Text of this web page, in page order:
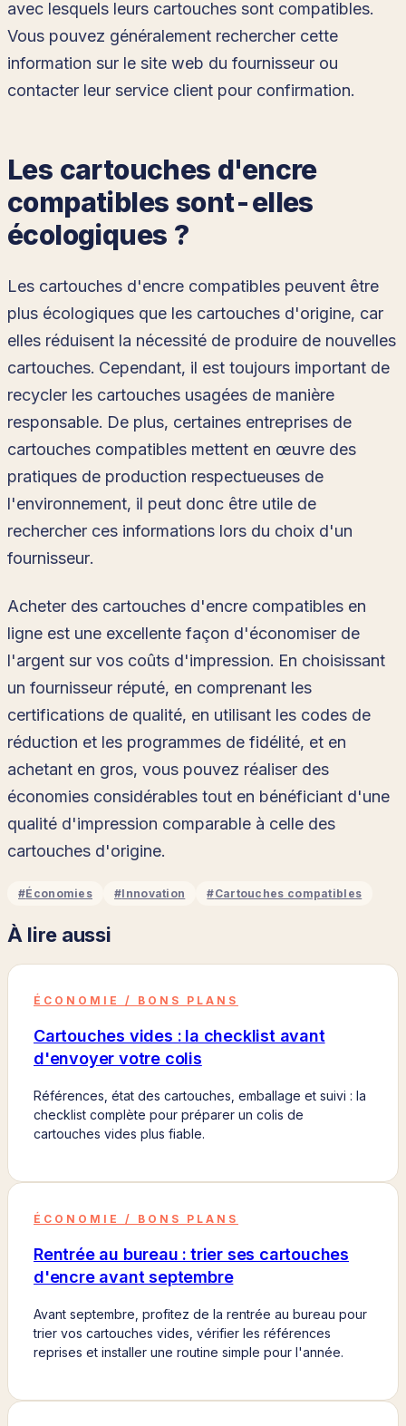
avec lesquels leurs cartouches sont compatibles.
Vous pouvez généralement rechercher cette
information sur le site web du fournisseur ou
contacter leur service client pour confirmation.
Les cartouches d'encre
compatibles sont-elles
écologiques ?
Les cartouches d'encre compatibles peuvent être
plus écologiques que les cartouches d'origine, car
elles réduisent la nécessité de produire de nouvelles
cartouches. Cependant, il est toujours important de
recycler les cartouches usagées de manière
responsable. De plus, certaines entreprises de
cartouches compatibles mettent en œuvre des
pratiques de production respectueuses de
l'environnement, il peut donc être utile de
rechercher ces informations lors du choix d'un
fournisseur.
Acheter des cartouches d'encre compatibles en
ligne est une excellente façon d'économiser de
l'argent sur vos coûts d'impression. En choisissant
un fournisseur réputé, en comprenant les
certifications de qualité, en utilisant les codes de
réduction et les programmes de fidélité, et en
achetant en gros, vous pouvez réaliser des
économies considérables tout en bénéficiant d'une
qualité d'impression comparable à celle des
cartouches d'origine.
#Économies #Innovation #Cartouches compatibles
À lire aussi
ÉCONOMIE / BONS PLANS
Cartouches vides : la checklist avant
d'envoyer votre colis
Références, état des cartouches, emballage et suivi : la
checklist complète pour préparer un colis de
cartouches vides plus fiable.
ÉCONOMIE / BONS PLANS
Rentrée au bureau : trier ses cartouches
d'encre avant septembre
Avant septembre, profitez de la rentrée au bureau pour
trier vos cartouches vides, vérifier les références
reprises et installer une routine simple pour l'année.